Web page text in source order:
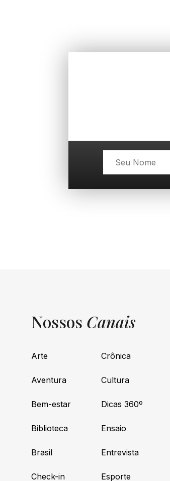
Nossos Canais
Arte
Aventura
Bem-estar
Biblioteca
Brasil
Check-in
Crônica
Cultura
Dicas 360º
Ensaio
Entrevista
Esporte